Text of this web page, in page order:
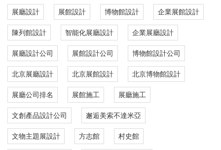
展廳設計 展館設計 博物館設計 企業展館設計
陳列館設計 智能化展廳設計 企業展廳設計
展廳設計公司 展館設計公司 博物館設計公司
北京展廳設計 北京展館設計 北京博物館設計
展廳公司排名 展館施工 展廳施工
文創產品設計公司 邂逅美索不達米亞
文物主題展設計 方志館 村史館